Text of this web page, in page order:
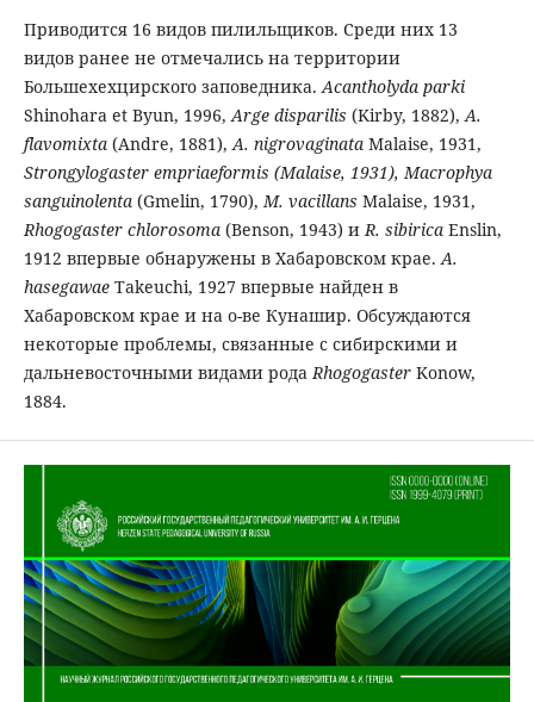
Приводится 16 видов пилильщиков. Среди них 13
видов ранее не отмечались на территории
Большехехцирского заповедника.Acantholyda parki
Shinohara et Byun, 1996,Arge disparilis (Kirby, 1882),A.
flavomixta (Andre, 1881),A. nigrovaginataMalaise, 1931,
Strongylogaster empriaeformis (Malaise, 1931),Macrophya
sanguinolenta(Gmelin, 1790),M. vacillans Malaise, 1931,
Rhogogaster chlorosoma(Benson, 1943) иR. sibiricaEnslin,
1912 впервые обнаружены в Хабаровском крае.A.
hasegawae Takeuchi, 1927 впервые найден в
Хабаровском крае и на о-ве Кунашир. Обсуждаются
некоторые проблемы, связанные с сибирскими и
дальневосточными видами родаRhogogaster Konow,
1884.